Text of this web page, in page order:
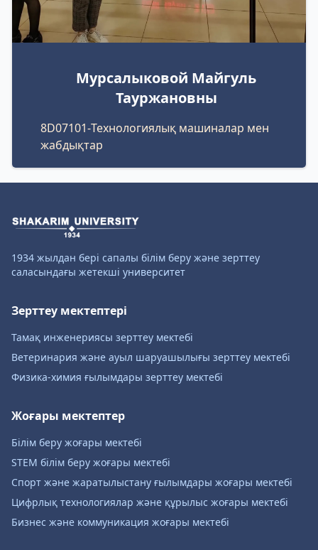
Мурсалыковой Майгуль
Тауржановны
8D07101-Технологиялық машиналар мен
жабдықтар
1934 жылдан бері сапалы білім беру және зерттеу
саласындағы жетекші университет
Зерттеу мектептері
Тамақ инженериясы зерттеу мектебі
Ветеринария және ауыл шаруашылығы зерттеу мектебі
Физика-химия ғылымдары зерттеу мектебі
Жоғары мектептер
Білім беру жоғары мектебі
STEM білім беру жоғары мектебі
Спорт және жаратылыстану ғылымдары жоғары мектебі
Цифрлық технологиялар және құрылыс жоғары мектебі
Бизнес және коммуникация жоғары мектебі